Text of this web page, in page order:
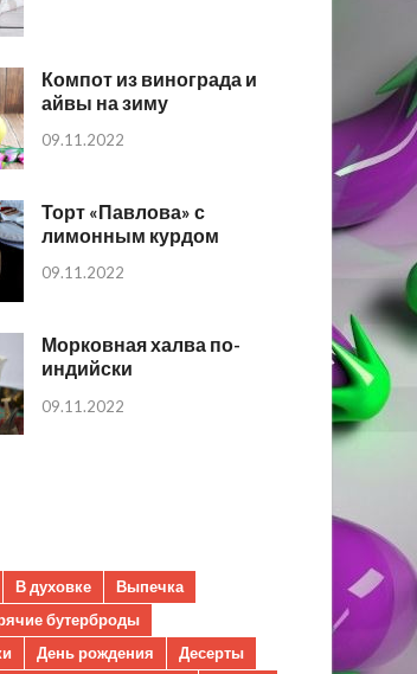
Компот из винограда и
айвы на зиму
09.11.2022
Торт «Павлова» с
лимонным курдом
09.11.2022
Морковная халва по-
индийски
09.11.2022
В духовке
Выпечка
бутерброды
День рождения
Десерты